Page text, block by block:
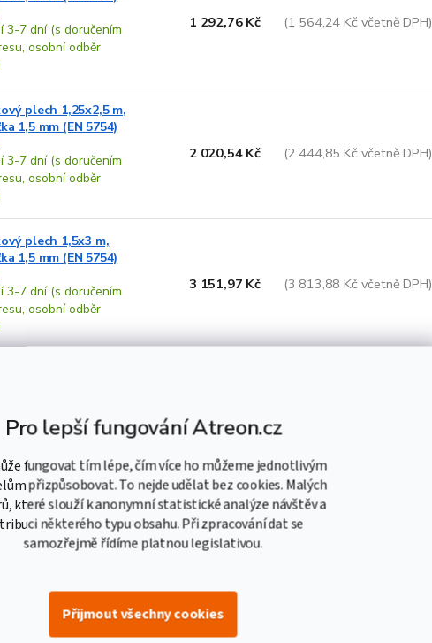
Pro lepší fungování Atreon.cz
fungovat tím lépe, čím více ho můžeme jednotlivým
přizpůsobovat. To nejde udělat bez cookies. Malých
které slouží k anonymní statistické analýze návštěv a
některého typu obsahu. Při zpracování dat se
samozřejmě řídíme platnou legislativou.
Přijmout všechny cookies
3-7 dní (s doručením
osobní odběr
1 292,76 Kč (1 564,24 Kč včetně DPH)
plech 1,25x2,5 m,
1,5 mm (EN 5754)
3-7 dní (s doručením
osobní odběr
2 020,54 Kč (2 444,85 Kč včetně DPH)
plech 1,5x3 m,
1,5 mm (EN 5754)
3-7 dní (s doručením
osobní odběr
3 151,97 Kč (3 813,88 Kč včetně DPH)
3-7 dní (s doručením
osobní odběr
1 723,68 Kč
plech 1,25x2,5 m,
2 mm (EN 5754)
3-7 dní (s doručením
2 694,05 Kč
plech 1,5x3 m,